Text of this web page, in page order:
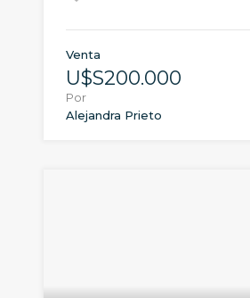
Venta
U$S200.000
Por
Alejandra Prieto